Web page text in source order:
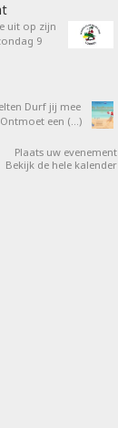
uit op zijn
9
Durf jij mee
een (…)
Plaats uw evenement
Bekijk de hele kalender